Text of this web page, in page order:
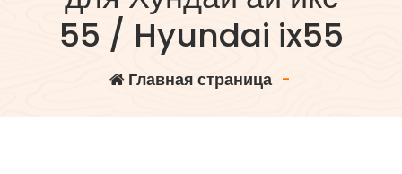
55 / Hyundai ix55
Главная страница-